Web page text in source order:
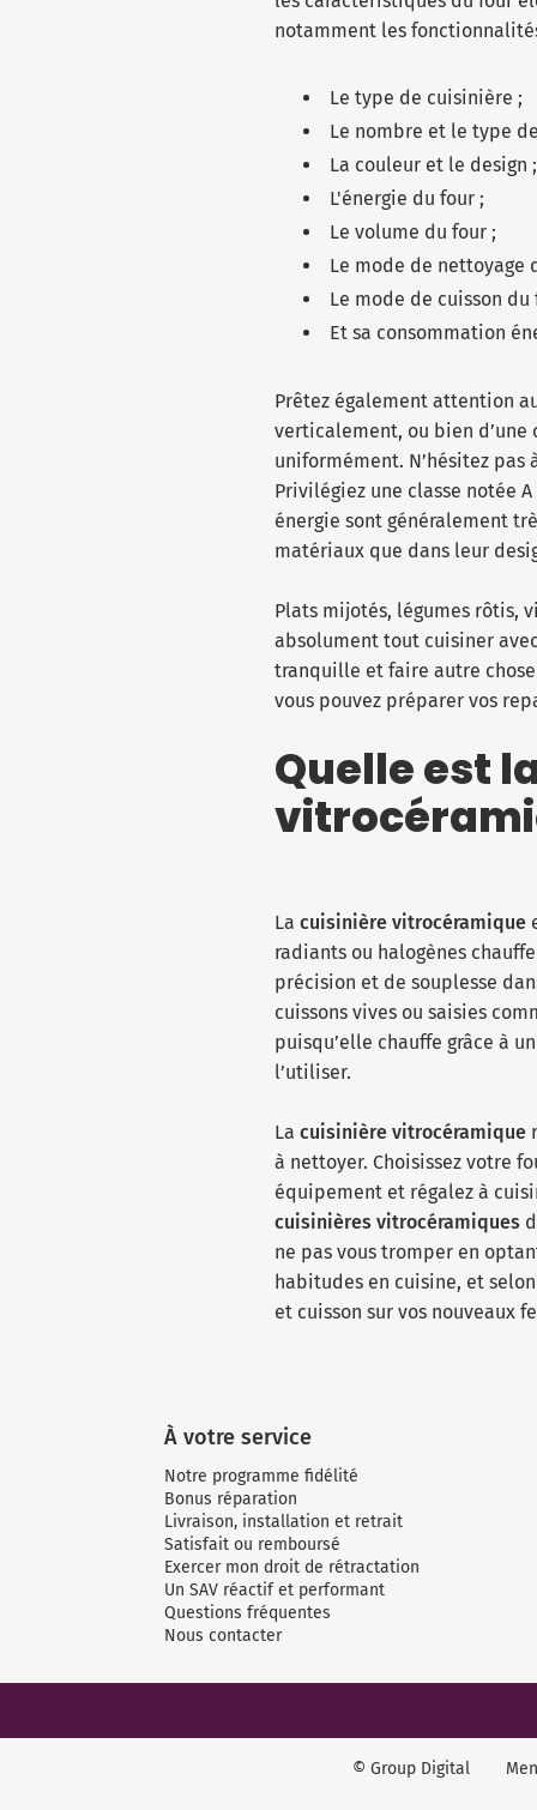
notamment les
Le type de cuisinière ;
Le nombre et le type
La couleur et le design ;
L'énergie du four ;
Le volume du four ;
Le mode de nettoyage
Le mode de cuisson du
Et sa consommation
Prêtez également attention
verticalement, ou bien
uniformément. N’hésitez
Privilégiez une classe notée
énergie sont généralement
matériaux que dans leur
Plats mijotés, légumes rôtis,
absolument tout cuisiner
tranquille et faire autre
vous pouvez préparer vos
Quelle est
La cuisinière vitrocéramique
radiants ou halogènes
précision et de souplesse
cuissons vives ou saisies
puisqu’elle chauffe grâce à
l’utiliser.
La cuisinière vitrocéramique
à nettoyer. Choisissez votre
équipement et régalez à
cuisinières vitrocéramiques
ne pas vous tromper en
habitudes en cuisine, et
et cuisson sur vos nouveaux
À votre service
Notre programme fidélité
Bonus réparation
Livraison, installation et retrait
Satisfait ou remboursé
Exercer mon droit de rétractation
Un SAV réactif et performant
Questions fréquentes
Nous contacter
© Group Digital